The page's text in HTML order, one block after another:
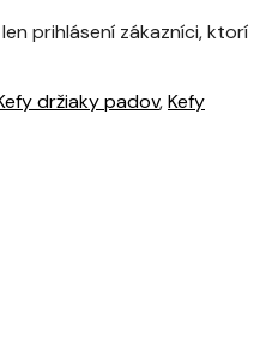
prihlásení zákazníci, ktorí
držiaky padov,Kefy